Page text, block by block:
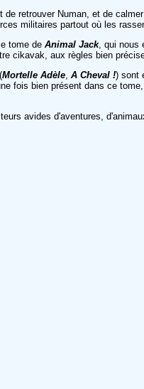
retrouver Numan, et de
militaires partout où les
tome de Animal Jack, qui nous
cikavak, aux règles bien
Mortelle Adèle A Cheval !) sont
fois bien présent dans ce
avides d'aventures,